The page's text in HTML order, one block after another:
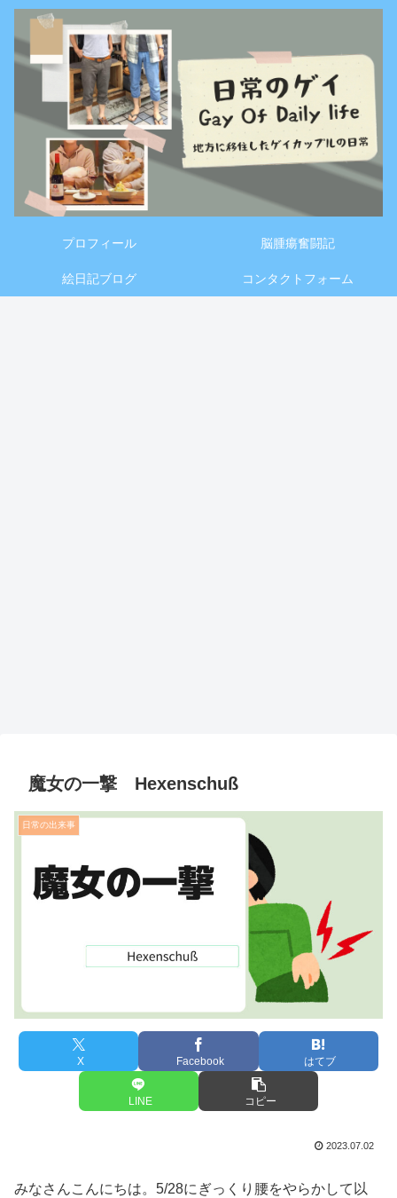
プロフィール 脳腫瘍奮闘記
絵日記ブログ コンタクトフォーム
魔女の一撃 Hexenschuß
日常の出来事
X Facebook はてブ
LINE コピー
2023.07.02
みなさんこんにちは。5/28にぎっくり腰をやらかして以